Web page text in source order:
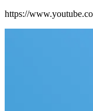
https://